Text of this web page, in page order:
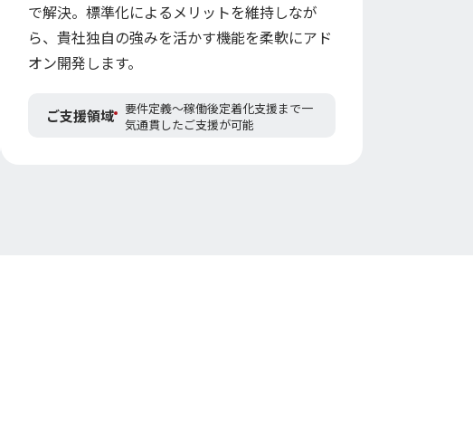
で解決。標準化によるメリットを維持しなが
ら、貴社独自の強みを活かす機能を柔軟にアド
オン開発します。
ご支援領域
要件定義〜稼働後定着化支援まで一
気通貫したご支援が可能